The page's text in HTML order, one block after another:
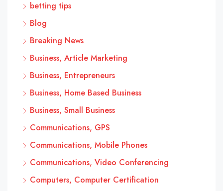
betting tips
Blog
Breaking News
Business, Article Marketing
Business, Entrepreneurs
Business, Home Based Business
Business, Small Business
Communications, GPS
Communications, Mobile Phones
Communications, Video Conferencing
Computers, Computer Certification